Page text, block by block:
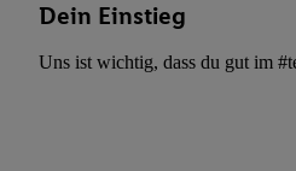
Dein Einstieg
Uns ist wichtig, dass du gut im